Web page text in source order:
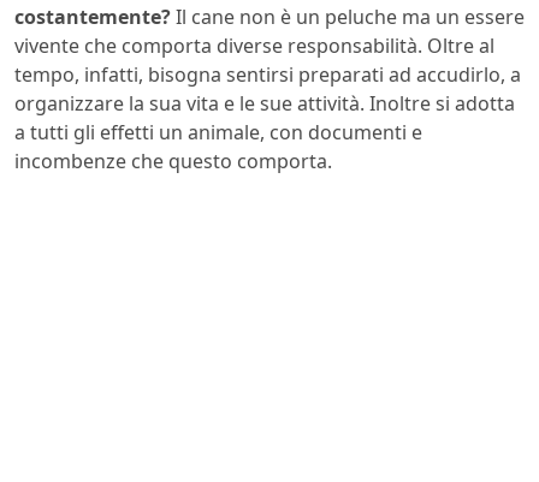
costantemente?Il cane non è un peluche ma un essere
vivente che comporta diverse responsabilità. Oltre al
tempo, infatti, bisogna sentirsi preparati ad accudirlo, a
organizzare la sua vita e le sue attività. Inoltre si adotta
a tutti gli effetti un animale, con documenti e
incombenze che questo comporta.